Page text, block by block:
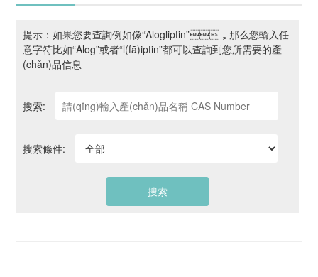
提示：如果您要查詢例如像“Alogliptin”，那么您輸入任
意字符比如“Alog”或者“l(fā)iptin”都可以查詢到您所需要的產
(chǎn)品信息
搜索:
搜索條件: